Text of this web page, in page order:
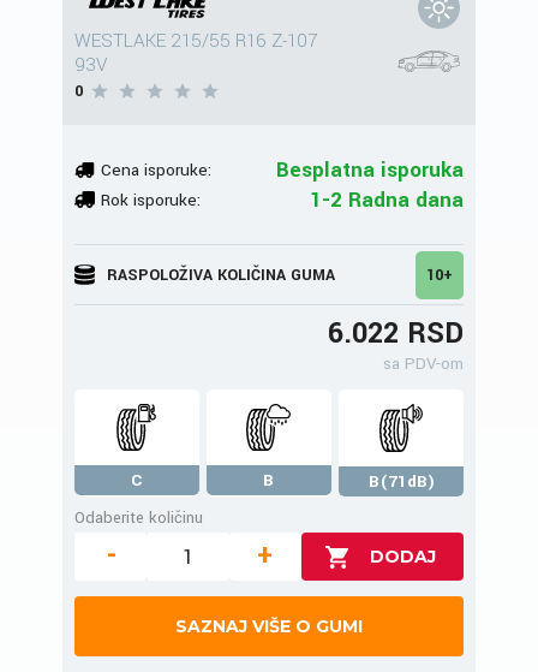
WESTLAKE 215/55 R16 Z-107
93V
0
Cena isporuke: Besplatna isporuka
Rok isporuke: 1-2 Radna dana
RASPOLOŽIVA KOLIČINA GUMA 10+
6.022 RSD
sa PDV-om
C B
B(71dB)
Odaberite količinu
- +
SAZNAJ VIŠE O GUMI